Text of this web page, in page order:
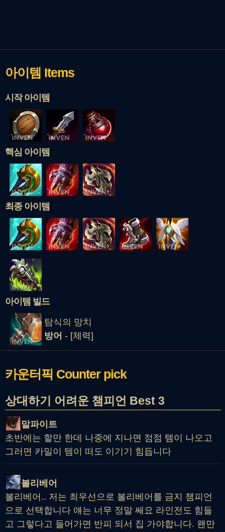
아이템 Items
시작 아이템
핵심 아이템
최종 아이템
아이템 빌드
탐식의 망치
방어 - [체력]
카운터픽 Counter pick
상대하기 어려운 챔피언 Best 3
말파이트
초반에는 할만 한데 나중에 지나면 점점 템이 나오고
그러면 카밀이 템이 떠도 이기기 힘듭니다
볼리베어
볼리베어.. 저는 최우선으로 볼리베어를 금지 챔피언
으로 선택합니다 얘는 너무 정말 쌔요 라인전도 힘들
고 그렇다고 들어가면 반피 되서 집 가야합니다. 왠만